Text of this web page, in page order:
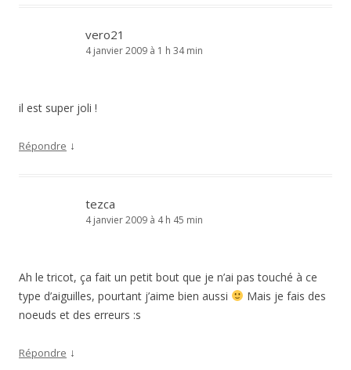
vero21
4 janvier 2009 à 1 h 34 min
il est super joli !
Répondre ↓
tezca
4 janvier 2009 à 4 h 45 min
Ah le tricot, ça fait un petit bout que je n’ai pas touché à ce
type d’aiguilles, pourtant j’aime bien aussi
Mais je fais des
noeuds et des erreurs :s
Répondre ↓